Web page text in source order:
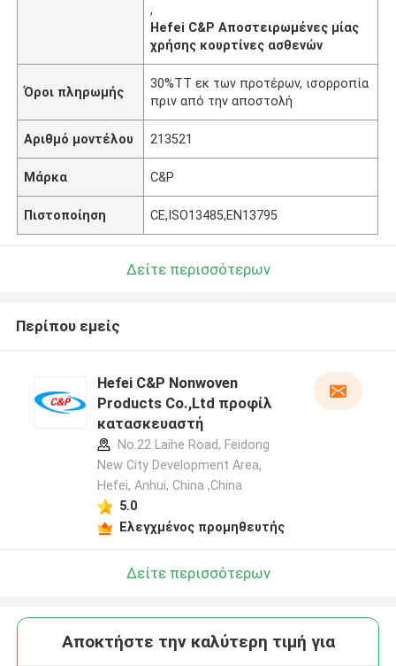
,
Hefei C&P Αποστειρωμένες μίας
χρήσης κουρτίνες ασθενών
Όροι πληρωμής
30%TT εκ των προτέρων, ισορροπία
πριν από την αποστολή
Αριθμό μοντέλου 213521
Μάρκα C&P
Πιστοποίηση CE,ISO13485,EN13795
Δείτε περισσότερων
Περίπου εμείς
Hefei C&P Nonwoven
Products Co.,Ltd προφίλ
κατασκευαστή
No.22 Laihe Road, Feidong
New City Development Area,
Hefei, Anhui, China ,China
5.0
Ελεγχμένος προμηθευτής
Δείτε περισσότερων
Αποκτήστε την καλύτερη τιμή για